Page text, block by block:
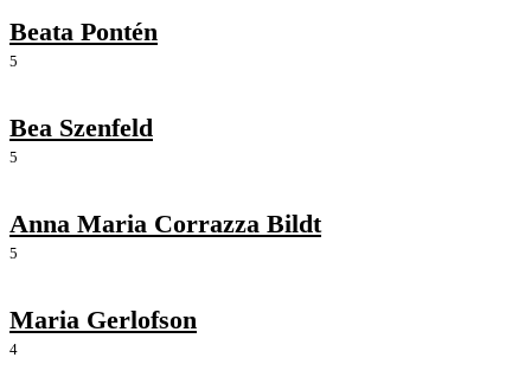
Beata Pontén
5
Bea Szenfeld
5
Anna Maria Corrazza Bildt
5
Maria Gerlofson
4